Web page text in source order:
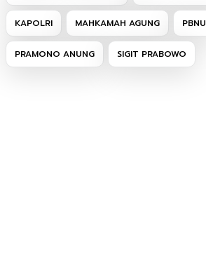
KAPOLRI MAHKAMAH AGUNG PBNU
PRAMONO ANUNG SIGIT PRABOWO